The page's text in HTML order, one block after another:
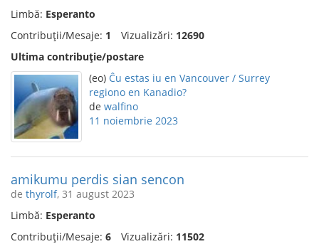
Limbă: Esperanto
Contribuții/Mesaje: 1 Vizualizări: 12690
Ultima contribuție/postare
(eo) Ĉu estas iu en Vancouver / Surrey
regiono en Kanadio?
de walfino
11 noiembrie 2023
amikumu perdis sian sencon
de thyrolf, 31 august 2023
Limbă: Esperanto
Contribuții/Mesaje: 6 Vizualizări: 11502